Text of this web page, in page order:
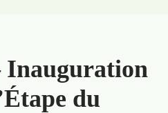
Inauguration
du